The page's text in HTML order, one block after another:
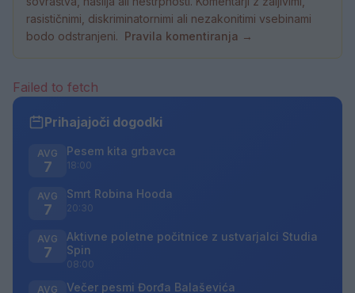
rasističnimi, diskriminatornimi ali nezakonitimi vsebinami
bodo odstranjeni. Pravila komentiranja →
Failed to fetch
Prihajajoči dogodki
AVG
7
Pesem kita grbavca
18:00
AVG
7
Smrt Robina Hooda
20:30
AVG
7
Aktivne poletne počitnice z ustvarjalci Studia
Spin
08:00
AVG Večer pesmi Đorđa Balaševića